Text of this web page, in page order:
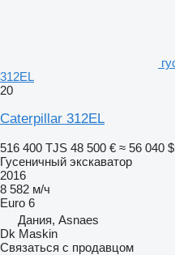
312EL
20
Caterpillar 312EL
516 400 TJS 48 500 € ≈ 56 040 $
Гусеничный экскаватор
2016
8 582 м/ч
Euro 6
Дания, Asnaes
Dk Maskin
Связаться с продавцом